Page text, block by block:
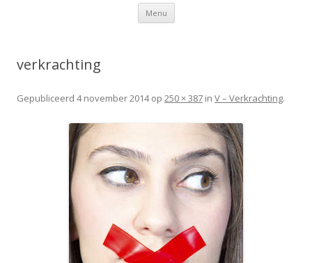
Menu Spring
inhoud
verkrachting
Gepubliceerd 4 november 2014op 250 × 387 in V – Verkrachting.